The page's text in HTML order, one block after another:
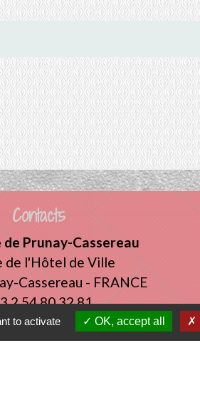
Contacts
de Prunay-Cassereau
de l'Hôtel de Ville
Cassereau - FRANCE
2 54 80 32 81
to activate OK, accept all